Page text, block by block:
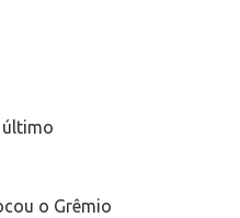
último
o Grêmio